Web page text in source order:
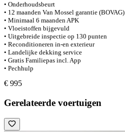
• Onderhoudsbeurt
• 12 maanden Van Mossel garantie (BOVAG)
• Minimaal 6 maanden APK
• Vloeistoffen bijgevuld
• Uitgebreide inspectie op 130 punten
• Reconditioneren in-en exterieur
• Landelijke dekking service
• Gratis Familiepas incl. App
• Pechhulp
€ 995
Gerelateerde voertuigen